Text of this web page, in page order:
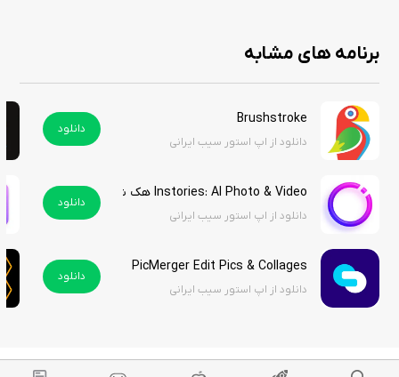
برنامه های مشابه
Brushstroke
دانلود از اپ استور سیب ایرانی
دانلود
Instories: Al Photo & Video هک شده
دانلود از اپ استور سیب ایرانی
دانلود
PicMerger Edit Pics & Collages
دانلود از اپ استور سیب ایرانی
دانلود